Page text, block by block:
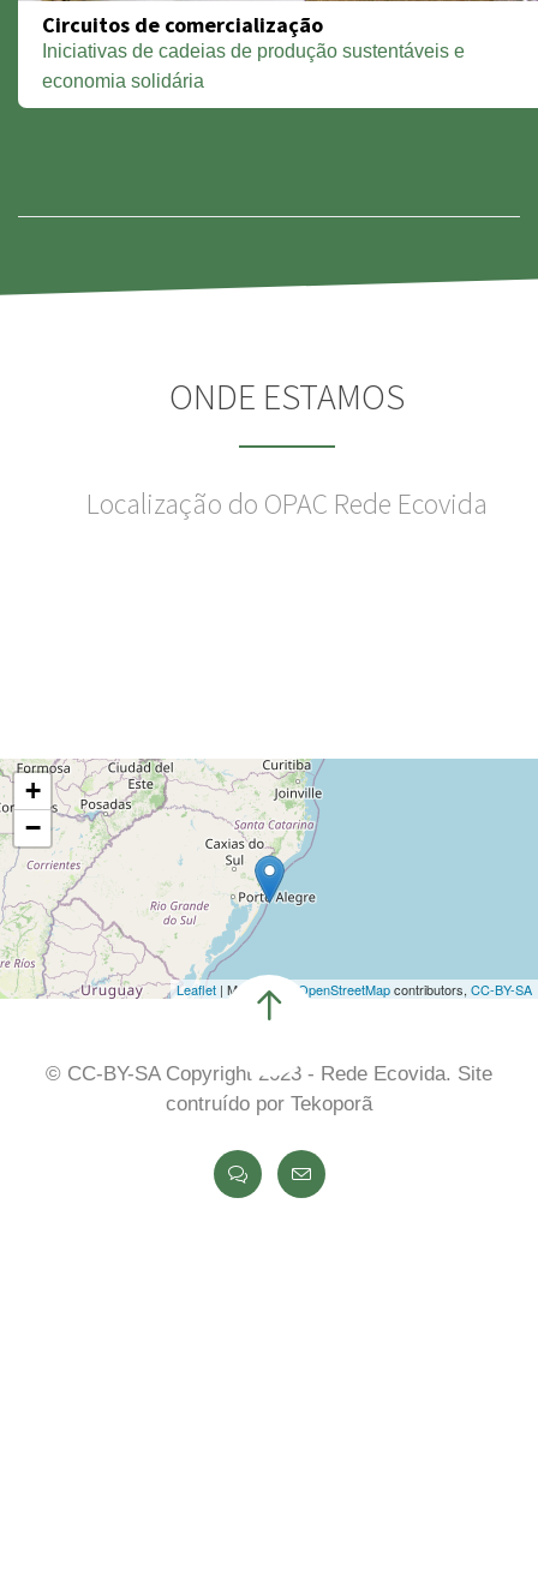
Circuitos de comercialização
Iniciativas de cadeias de produção sustentáveis e
economia solidária
ONDE ESTAMOS
Localização do OPAC Rede Ecovida
+
−
Leaflet | Map data ©OpenStreetMapcontributors, CC-BY-SA
© CC-BY-SA Copyright 2023 - Rede Ecovida. Site
contruído por Tekoporã